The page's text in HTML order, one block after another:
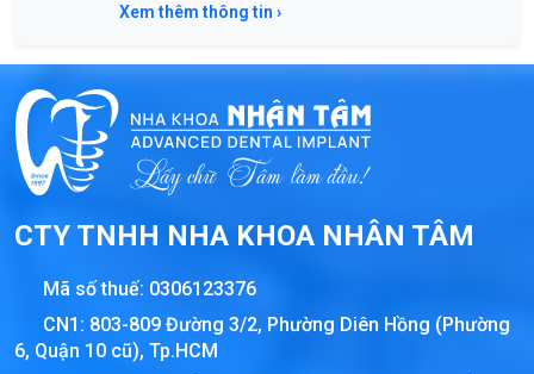
Xem thêm thông tin ›
CTY TNHH NHA KHOA NHÂN TÂM
Mã số thuế: 0306123376
CN1: 803-809 Đường 3/2, Phường Diên Hồng (Phường
6, Quận 10 cũ), Tp.HCM